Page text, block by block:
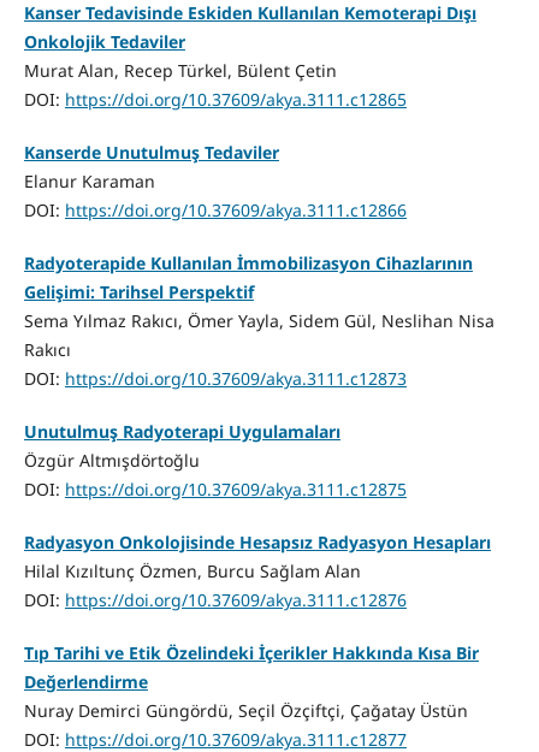
Kanser Tedavisinde Eskiden Kullanılan Kemoterapi Dışı
Onkolojik Tedaviler
Murat Alan, Recep Türkel, Bülent Çetin
DOI: https://doi.org/10.37609/akya.3111.c12865
Kanserde Unutulmuş Tedaviler
Elanur Karaman
DOI: https://doi.org/10.37609/akya.3111.c12866
Radyoterapide Kullanılan İmmobilizasyon Cihazlarının
Gelişimi: Tarihsel Perspektif
Sema Yılmaz Rakıcı, Ömer Yayla, Sidem Gül, Neslihan Nisa
Rakıcı
DOI: https://doi.org/10.37609/akya.3111.c12873
Unutulmuş Radyoterapi Uygulamaları
Özgür Altmışdörtoğlu
DOI: https://doi.org/10.37609/akya.3111.c12875
Radyasyon Onkolojisinde Hesapsız Radyasyon Hesapları
Hilal Kızıltunç Özmen, Burcu Sağlam Alan
DOI: https://doi.org/10.37609/akya.3111.c12876
Tıp Tarihi ve Etik Özelindeki İçerikler Hakkında Kısa Bir
Değerlendirme
Nuray Demirci Güngördü, Seçil Özçiftçi, Çağatay Üstün
DOI: https://doi.org/10.37609/akya.3111.c12877